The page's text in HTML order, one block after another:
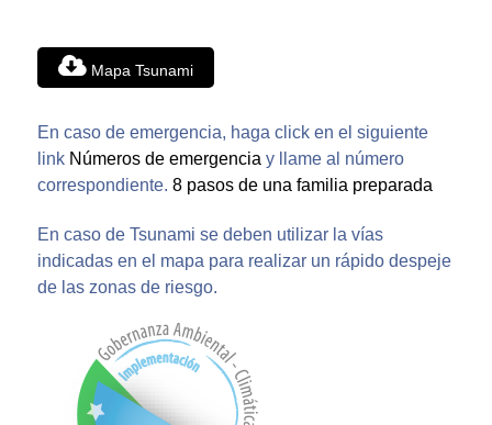
Mapa Tsunami
En caso de emergencia, haga click en el siguiente
link Números de emergencia y llame al número
correspondiente. 8 pasos de una familia preparada
En caso de Tsunami se deben utilizar la vías
indicadas en el mapa para realizar un rápido despeje
de las zonas de riesgo.